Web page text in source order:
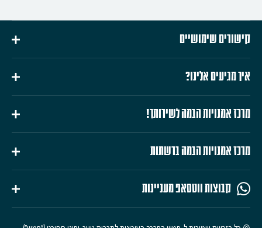
קישורים שימושיים
איך מגיעים אלינו?
מרכז אמנויות הבמה לשירותך!
מרכז אמנויות הבמה ברשתות
קבוצות ווטסאפ מעניינות